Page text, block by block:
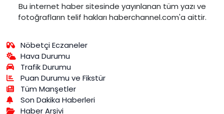
Bu internet haber sitesinde yayınlanan tüm yazı ve
fotoğrafların telif hakları haberchannel.com'a aittir.
Nöbetçi Eczaneler
Hava Durumu
Trafik Durumu
Puan Durumu ve Fikstür
Tüm Manşetler
Son Dakika Haberleri
Haber Arşivi